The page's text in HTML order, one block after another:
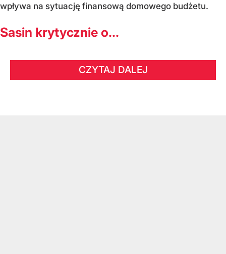
wpływa na sytuację finansową domowego budżetu.
Sasin krytycznie o...
CZYTAJ DALEJ